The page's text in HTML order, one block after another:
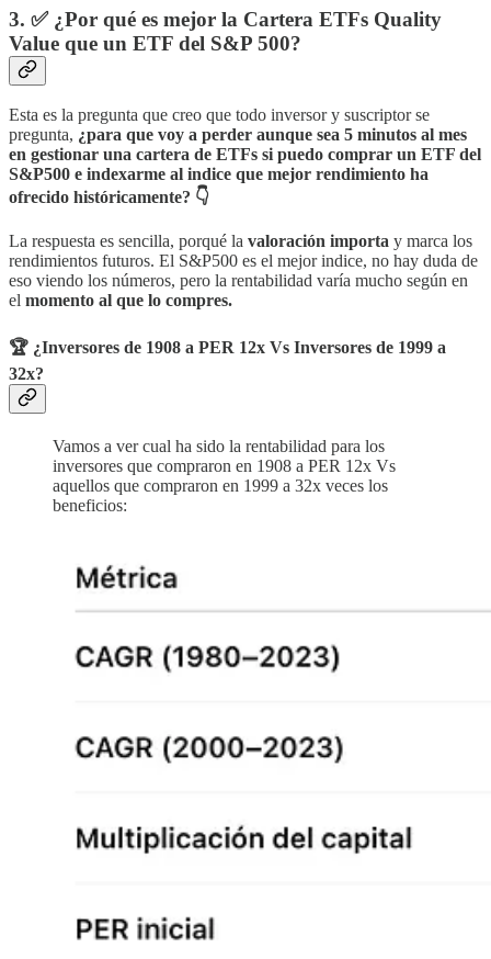
3. ✅¿Por qué es mejor la Cartera ETFs Quality
Value que un ETF del S&P 500?
Esta es la pregunta que creo que todo inversor y suscriptor se
pregunta, ¿para que voy a perder aunque sea 5 minutos al mes
en gestionar una cartera de ETFs si puedo comprar un ETF del
S&P500 e indexarme al indice que mejor rendimiento ha
ofrecido históricamente? 👇
La respuesta es sencilla, porqué la valoración importa y marca los
rendimientos futuros. El S&P500 es el mejor indice, no hay duda de
eso viendo los números, pero la rentabilidad varía mucho según en
el momento al que lo compres.
🏆 ¿Inversores de 1908 a PER 12x Vs Inversores de 1999 a
32x?
Vamos a ver cual ha sido la rentabilidad para los
inversores que compraron en 1908 a PER 12x Vs
aquellos que compraron en 1999 a 32x veces los
beneficios: